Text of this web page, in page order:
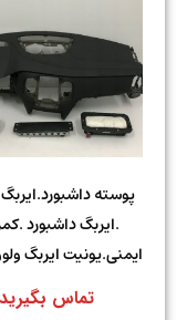
پوسته داشبورد.ایربگ فرمان
.ایربگ داشبورد .کمربند
ایمنی.یونیت ایربگ ولوو XC90
تماس بگیرید